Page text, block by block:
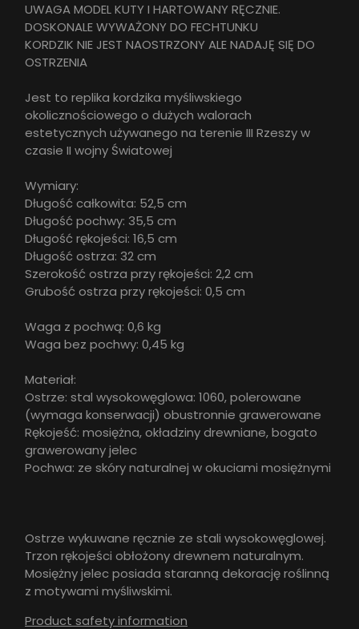
UWAGA MODEL KUTY I HARTOWANY RĘCZNIE.
DOSKONALE WYWAŻONY DO FECHTUNKU
KORDZIK NIE JEST NAOSTRZONY ALE NADAJĘ SIĘ DO
OSTRZENIA
Jest to replika kordzika myśliwskiego
okolicznościowego o dużych walorach
estetycznych używanego na terenie III Rzeszy w
czasie II wojny Światowej
Wymiary:
Długość całkowita: 52,5 cm
Długość pochwy: 35,5 cm
Długość rękojeści: 16,5 cm
Długość ostrza: 32 cm
Szerokość ostrza przy rękojeści: 2,2 cm
Grubość ostrza przy rękojeści: 0,5 cm
Waga z pochwą: 0,6 kg
Waga bez pochwy: 0,45 kg
Materiał:
Ostrze: stal wysokowęglowa: 1060, polerowane
(wymaga konserwacji) obustronnie grawerowane
Rękojeść: mosiężna, okładziny drewniane, bogato
grawerowany jelec
Pochwa: ze skóry naturalnej w okuciami mosiężnymi
Ostrze wykuwane ręcznie ze stali wysokowęglowej.
Trzon rękojeści obłożony drewnem naturalnym.
Mosiężny jelec posiada staranną dekorację roślinną
z motywami myśliwskimi.
Product safety information